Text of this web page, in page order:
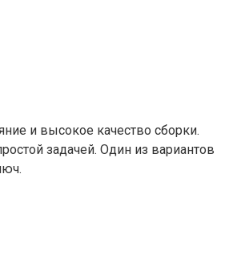
и высокое качество сборки.
задачей. Один из вариантов